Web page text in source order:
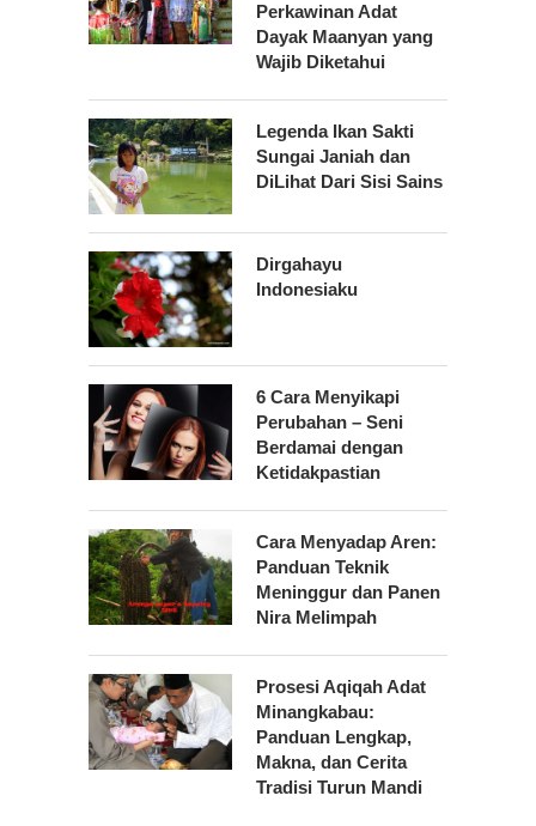
Perkawinan Adat
Dayak Maanyan yang
Wajib Diketahui
Legenda Ikan Sakti
Sungai Janiah dan
DiLihat Dari Sisi Sains
Dirgahayu
Indonesiaku
6 Cara Menyikapi
Perubahan – Seni
Berdamai dengan
Ketidakpastian
Cara Menyadap Aren:
Panduan Teknik
Meninggur dan Panen
Nira Melimpah
Prosesi Aqiqah Adat
Minangkabau:
Panduan Lengkap,
Makna, dan Cerita
Tradisi Turun Mandi